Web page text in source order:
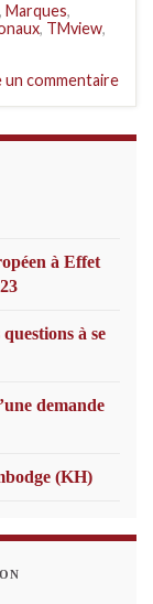
, Marques,
, TMview,
un commentaire
à Effet
à se
demande
(KH)